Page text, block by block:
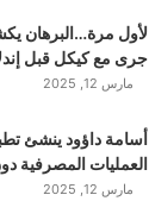
لأول مرة…البرهان
جرى مع كيكل قبل
مارس 12, 2025
أسامة داؤود ينشئ
العمليات المصرفية
مارس 12, 2025